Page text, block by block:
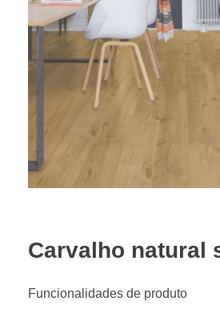
Carvalho natural
Funcionalidades de produto